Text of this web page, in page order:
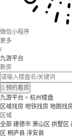
微信小程序
更多
/
九游平台
新房
 预约看房
九游平台 > 杭州楼盘
区域找房 地铁找房 地图找
区域
全部 建德市 萧山区 拱墅区
区 桐庐县 淳安县